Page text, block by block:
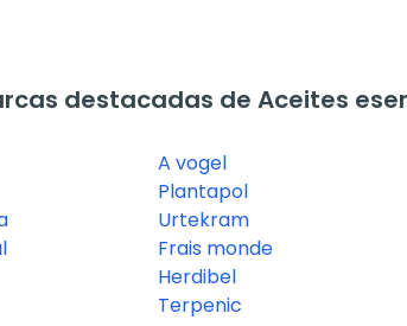
destacadas de Aceites
A vogel
Plantapol
Urtekram
Frais monde
Herdibel
Terpenic